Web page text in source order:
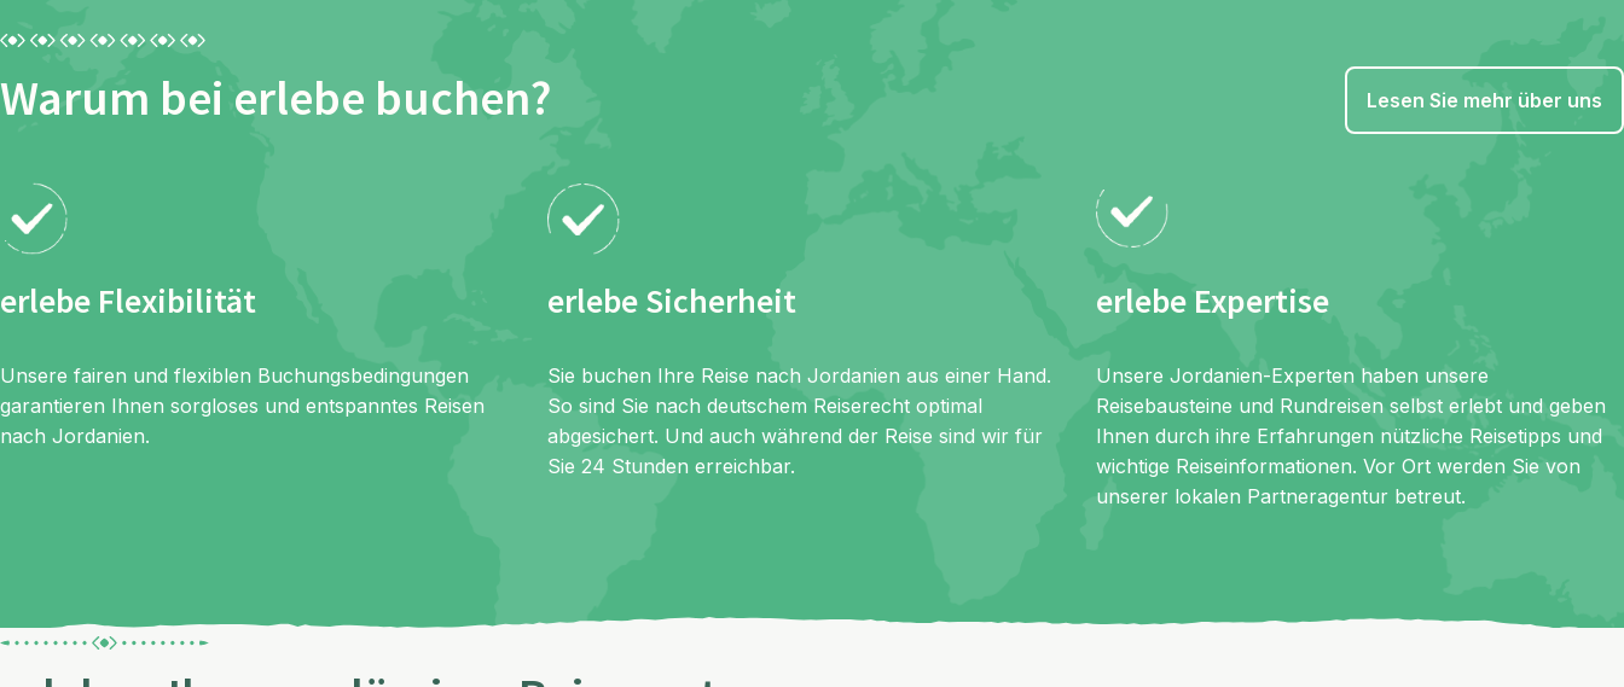
Warum bei erlebe buchen? Lesen Sie mehr über uns
erlebe Flexibilität
Unsere fairen und flexiblen Buchungsbedingungen
garantieren Ihnen sorgloses und entspanntes Reisen
nach Jordanien.
erlebe Sicherheit
Sie buchen Ihre Reise nach Jordanien aus einer Hand.
So sind Sie nach deutschem Reiserecht optimal
abgesichert. Und auch während der Reise sind wir für
Sie 24 Stunden erreichbar.
erlebe Expertise
Unsere Jordanien-Experten haben unsere
Reisebausteine und Rundreisen selbst erlebt und geben
Ihnen durch ihre Erfahrungen nützliche Reisetipps und
wichtige Reiseinformationen. Vor Ort werden Sie von
unserer lokalen Partneragentur betreut.